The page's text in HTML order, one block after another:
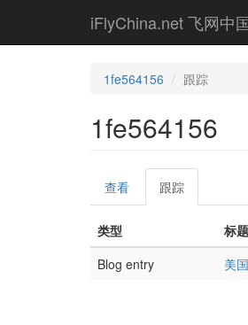
main
iFlyChina.net 飞网中
1fe564156 跟踪
1fe564156
Primary
tabs
查看 跟踪
tab)
类型
标题
Blog entry
美